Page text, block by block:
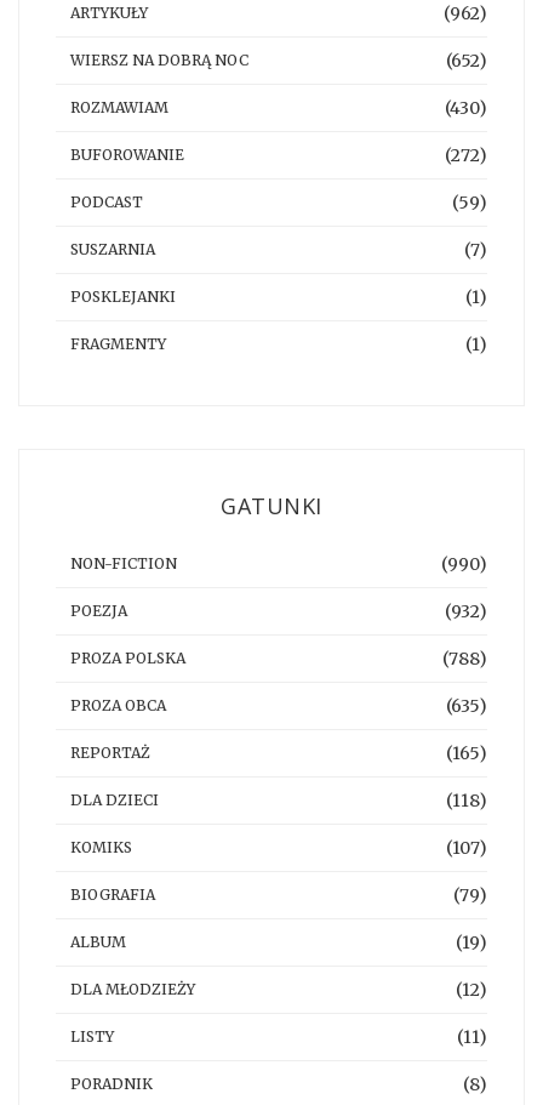
ARTYKUŁY (962)
WIERSZ NA DOBRĄ NOC (652)
ROZMAWIAM (430)
BUFOROWANIE (272)
PODCAST (59)
SUSZARNIA (7)
POSKLEJANKI (1)
FRAGMENTY (1)
GATUNKI
NON-FICTION (990)
POEZJA (932)
PROZA POLSKA (788)
PROZA OBCA (635)
REPORTAŻ (165)
DLA DZIECI (118)
KOMIKS (107)
BIOGRAFIA (79)
ALBUM (19)
DLA MŁODZIEŻY (12)
LISTY (11)
PORADNIK (8)